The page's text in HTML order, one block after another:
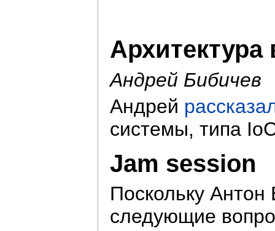
Андрей Бибичев
Андрей
системы, типа
Jam session
Поскольку
следующие